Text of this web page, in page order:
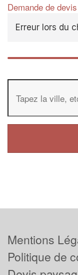
Demande de
Erreur lors du
Mentions
Politique de